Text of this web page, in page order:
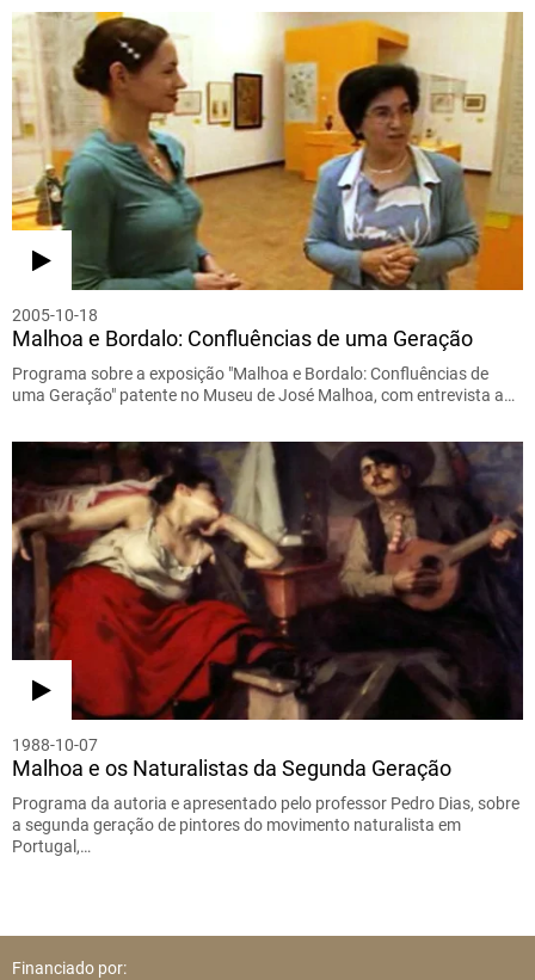
2005-10-18
Malhoa e Bordalo: Confluências de uma Geração
Programa sobre a exposição "Malhoa e Bordalo: Confluências de
uma Geração" patente no Museu de José Malhoa, com entrevista a…
1988-10-07
Malhoa e os Naturalistas da Segunda Geração
Programa da autoria e apresentado pelo professor Pedro Dias, sobre
a segunda geração de pintores do movimento naturalista em
Portugal,…
Financiado por: